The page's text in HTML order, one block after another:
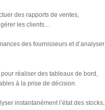
des rapports de ventes,
les clients…
des fournisseurs et d’analyser
réaliser des tableaux de bord,
à la prise de décision.
instantanément l’état des stocks,